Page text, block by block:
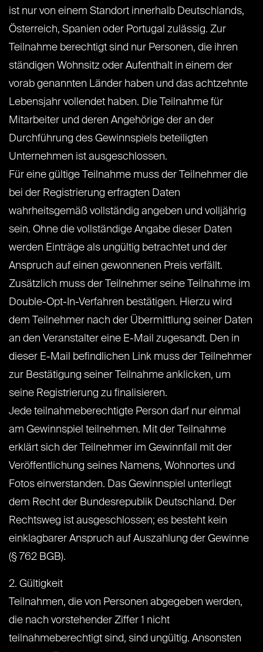
ist nur von einem Standort innerhalb Deutschlands,
Österreich, Spanien oder Portugal zulässig. Zur
Teilnahme berechtigt sind nur Personen, die ihren
ständigen Wohnsitz oder Aufenthalt in einem der
vorab genannten Länder haben und das achtzehnte
Lebensjahr vollendet haben. Die Teilnahme für
Mitarbeiter und deren Angehörige der an der
Durchführung des Gewinnspiels beteiligten
Unternehmen ist ausgeschlossen.
Für eine gültige Teilnahme muss der Teilnehmer die
bei der Registrierung erfragten Daten
wahrheitsgemäß vollständig angeben und volljährig
sein. Ohne die vollständige Angabe dieser Daten
werden Einträge als ungültig betrachtet und der
Anspruch auf einen gewonnenen Preis verfällt.
Zusätzlich muss der Teilnehmer seine Teilnahme im
Double-Opt-In-Verfahren bestätigen. Hierzu wird
dem Teilnehmer nach der Übermittlung seiner Daten
an den Veranstalter eine E-Mail zugesandt. Den in
dieser E-Mail befindlichen Link muss der Teilnehmer
zur Bestätigung seiner Teilnahme anklicken, um
seine Registrierung zu finalisieren.
Jede teilnahmeberechtigte Person darf nur einmal
am Gewinnspiel teilnehmen. Mit der Teilnahme
erklärt sich der Teilnehmer im Gewinnfall mit der
Veröffentlichung seines Namens, Wohnortes und
Fotos einverstanden. Das Gewinnspiel unterliegt
dem Recht der Bundesrepublik Deutschland. Der
Rechtsweg ist ausgeschlossen; es besteht kein
einklagbarer Anspruch auf Auszahlung der Gewinne
(§ 762 BGB).
2. Gültigkeit
Teilnahmen, die von Personen abgegeben werden,
die nach vorstehender Ziffer 1 nicht
teilnahmeberechtigt sind, sind ungültig. Ansonsten